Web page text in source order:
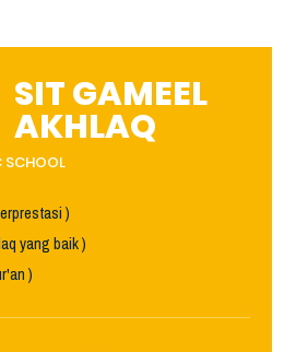
SIT GAMEEL
AKHLAQ
SCHOOL
)
yang baik )
)